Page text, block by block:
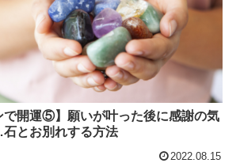
で開運⑤】願いが叶った後に感謝の気
とお別れする方法
2022.08.15